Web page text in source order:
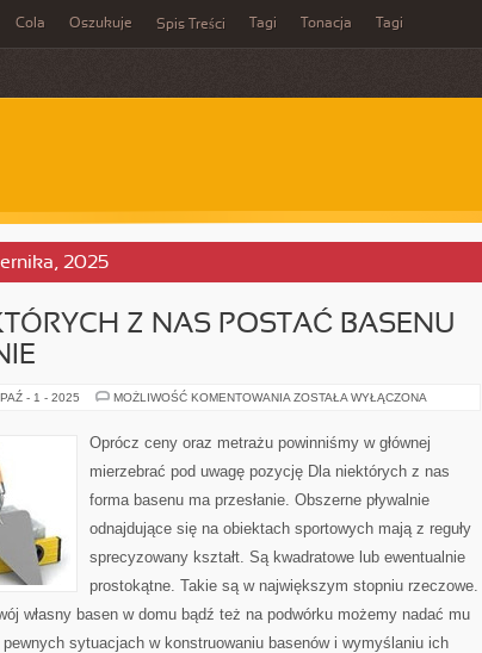
Cola Oszukuje Spis Treści Tagi Tonacja Tagi
2025
Z NAS POSTAĆ BASENU
PAŹ - 1 - 2025 MOŻLIWOŚĆ KOMENTOWANIA DLA
NAS
BASENU
ZNACZENIE
ZOSTAŁA WYŁĄCZONA
Oprócz ceny oraz metrażu powinniśmy w głównej
mierzebrać pod uwagę pozycję Dla niektórych z nas
forma basenu ma przesłanie. Obszerne pływalnie
odnajdujące się na obiektach sportowych mają z reguły
sprecyzowany kształt. Są kwadratowe lub ewentualnie
prostokątne. Takie są w największym stopniu rzeczowe.
własny basen w domu bądź też na podwórku możemy nadać mu
sytuacjach w konstruowaniu basenów i wymyślaniu ich